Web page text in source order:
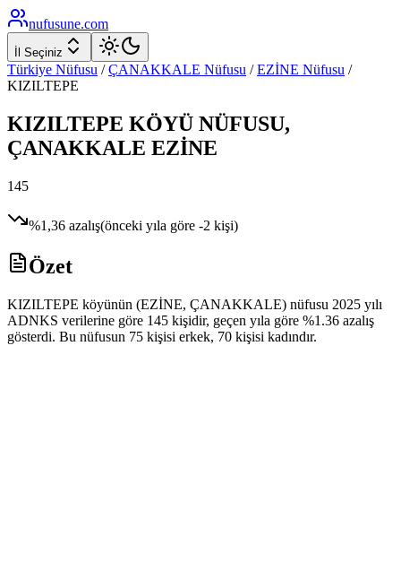
nufusune.com
İl Seçiniz
Türkiye Nüfusu / ÇANAKKALE Nüfusu / EZİNE Nüfusu /
KIZILTEPE
KIZILTEPE KÖYÜ NÜFUSU,
ÇANAKKALE EZİNE
145
%1,36 azalış(önceki yıla göre -2 kişi)
Özet
KIZILTEPE köyünün (EZİNE, ÇANAKKALE) nüfusu 2025 yılı
ADNKS verilerine göre 145 kişidir, geçen yıla göre %1.36 azalış
gösterdi. Bu nüfusun 75 kişisi erkek, 70 kişisi kadındır.